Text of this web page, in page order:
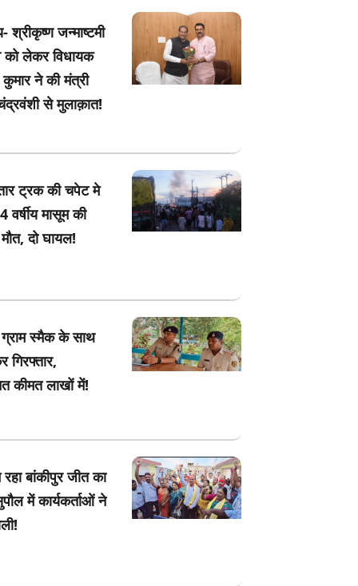
श्रीकृष्ण जन्माष्टमी
को लेकर विधायक
ने की मंत्री
से मुलाक़ात!
ट्रक की चपेट मे
मासूम की
दो घायल!
ग्राम स्मैक के साथ
गिरफ्तार,
कीमत लाखों में!
बांकीपुर जीत का
में कार्यकर्ताओं ने